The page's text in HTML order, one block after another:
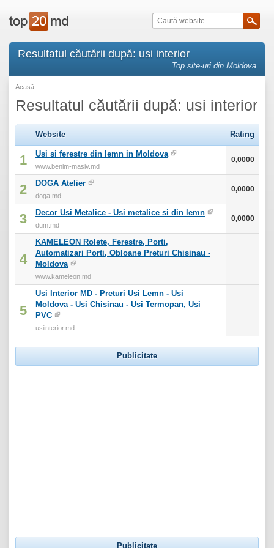
Resultatul căutării după: usi interior
Top site-uri din Moldova
Acasă
Resultatul căutării după: usi interior
Website Rating
1 Usi si ferestre din lemn in Moldova
www.benim-masiv.md
0,0000
2 DOGA Atelier
doga.md
0,0000
3 Decor Usi Metalice - Usi metalice si din lemn
dum.md
0,0000
4
KAMELEON Rolete, Ferestre, Porti,
Automatizari Porti, Obloane Preturi Chisinau -
Moldova
www.kameleon.md
5
Usi Interior MD - Preturi Usi Lemn - Usi
Moldova - Usi Chisinau - Usi Termopan, Usi
PVC
usiinterior.md
Publicitate
Publicitate